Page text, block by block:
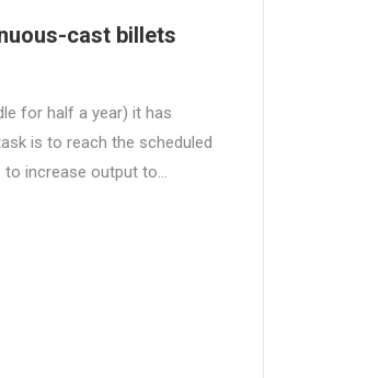
cast billets
for half a year) it has
is to reach the scheduled
to increase output to…